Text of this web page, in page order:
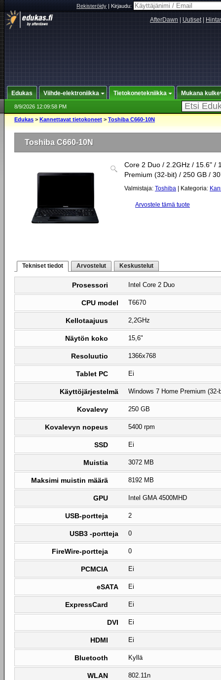
Rekisteröidy|Kirjaudu:
AfterDawn Uutiset|
Edukas Viihde-elektroniikka Tietokonetekniikka Mukana
8/9/2026 12:09:58 PM
Edukas > Kannettavat tietokoneet > Toshiba C660-10N
Toshiba C660-10N
Core 2 Duo / 2.2GHz / 15.6" /
Premium (32-bit) / 250 GB /
Valmistaja: Toshiba | Kategoria:
Arvostele tämä tuote
Tekniset tiedot Arvostelut Keskustelut
Prosessori Intel Core 2 Duo
CPU model T6670
Kellotaajuus 2,2GHz
Näytön koko 15,6"
Resoluutio 1366x768
Tablet PC Ei
Käyttöjärjestelmä Windows 7 Home Premium (32-
Kovalevy 250 GB
Kovalevyn nopeus 5400 rpm
SSD Ei
Muistia 3072 MB
Maksimi muistin määrä 8192 MB
GPU Intel GMA 4500MHD
USB-portteja 2
USB3 -portteja 0
FireWire-portteja 0
PCMCIA Ei
eSATA Ei
ExpressCard Ei
DVI Ei
HDMI Ei
Bluetooth Kyllä
WLAN 802.11n